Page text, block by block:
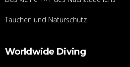
Tauchen und Naturschutz
Worldwide Diving